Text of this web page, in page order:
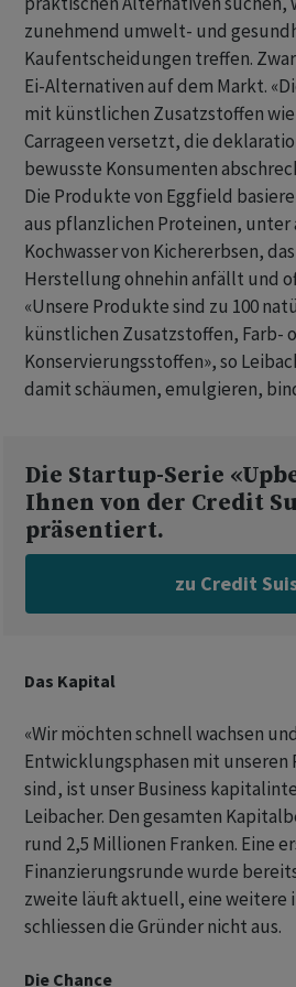
zunehmend umwelt- und
Kaufentscheidungen treffen.
Ei-Alternativen auf dem Markt.
mit künstlichen Zusatzstoffen
Carrageen versetzt, die
bewusste Konsumenten
Die Produkte von Eggfield
aus pflanzlichen Proteinen, unter
Kochwasser von Kichererbsen,
Herstellung ohnehin anfällt und
«Unsere Produkte sind zu 100
künstlichen Zusatzstoffen, Farb-
Konservierungsstoffen», so
damit schäumen, emulgieren,
Die Startup-Serie
Ihnen von der Credit
präsentiert.
zu Credit
Das Kapital
«Wir möchten schnell wachsen
Entwicklungsphasen mit unseren
sind, ist unser Business
Leibacher. Den gesamten
rund 2,5 Millionen Franken. Eine
Finanzierungsrunde wurde
zweite läuft aktuell, eine weitere
schliessen die Gründer nicht aus.
Die Chance